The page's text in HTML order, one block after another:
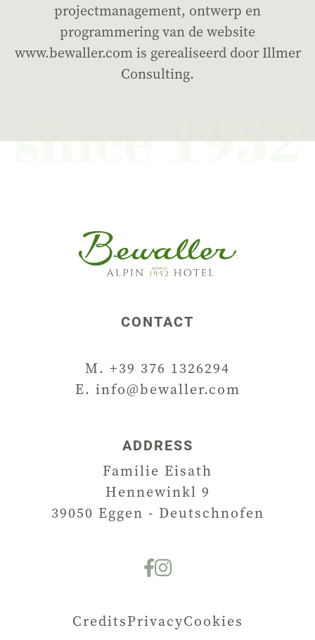
projectmanagement, ontwerp en
programmering van de website
www.bewaller.com is gerealiseerd door Illmer
Consulting.
CONTACT
M. +39 376 1326294
E. info@bewaller.com
ADDRESS
Familie Eisath
Hennewinkl 9
39050 Eggen - Deutschnofen
CreditsPrivacyCookies